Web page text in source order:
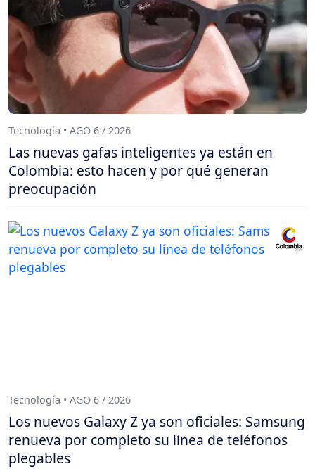
Tecnología • AGO 6 / 2026
Las nuevas gafas inteligentes ya están en
Colombia: esto hacen y por qué generan
preocupación
Tecnología • AGO 6 / 2026
Los nuevos Galaxy Z ya son oficiales: Samsung
renueva por completo su línea de teléfonos
plegables